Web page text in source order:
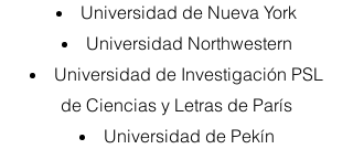
Universidad de Nueva York
Universidad Northwestern
Universidad de Investigación PSL
de Ciencias y Letras de París
Universidad de Pekín